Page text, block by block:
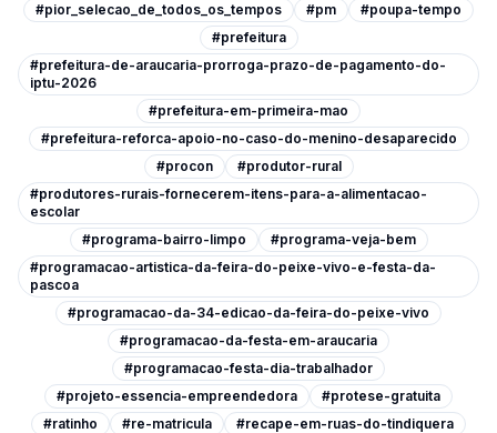
#pior_selecao_de_todos_os_tempos
#pm
#poupa-tempo
#prefeitura
#prefeitura-de-araucaria-prorroga-prazo-de-pagamento-do-
iptu-2026
#prefeitura-em-primeira-mao
#prefeitura-reforca-apoio-no-caso-do-menino-desaparecido
#procon
#produtor-rural
#produtores-rurais-fornecerem-itens-para-a-alimentacao-
escolar
#programa-bairro-limpo
#programa-veja-bem
#programacao-artistica-da-feira-do-peixe-vivo-e-festa-da-
pascoa
#programacao-da-34-edicao-da-feira-do-peixe-vivo
#programacao-da-festa-em-araucaria
#programacao-festa-dia-trabalhador
#projeto-essencia-empreendedora
#protese-gratuita
#ratinho
#re-matricula
#recape-em-ruas-do-tindiquera